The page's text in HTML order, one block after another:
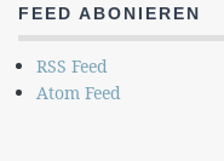
FEED ABONIEREN
RSS Feed
Atom Feed